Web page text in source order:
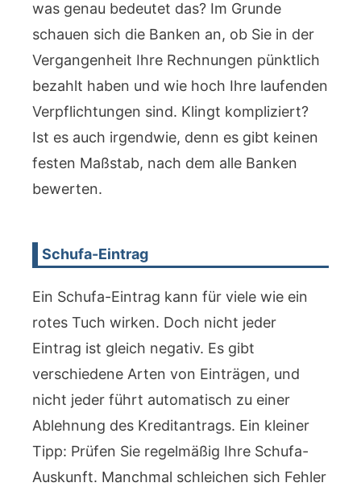
was genau bedeutet das? Im Grunde
schauen sich die Banken an, ob Sie in der
Vergangenheit Ihre Rechnungen pünktlich
bezahlt haben und wie hoch Ihre laufenden
Verpflichtungen sind. Klingt kompliziert?
Ist es auch irgendwie, denn es gibt keinen
festen Maßstab, nach dem alle Banken
bewerten.
Schufa-Eintrag
Ein Schufa-Eintrag kann für viele wie ein
rotes Tuch wirken. Doch nicht jeder
Eintrag ist gleich negativ. Es gibt
verschiedene Arten von Einträgen, und
nicht jeder führt automatisch zu einer
Ablehnung des Kreditantrags. Ein kleiner
Tipp: Prüfen Sie regelmäßig Ihre Schufa-
Auskunft. Manchmal schleichen sich Fehler